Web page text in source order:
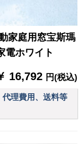
家庭用窓宝斯瑪
電ホワイト
16,792 円(税込)
代理費用、送料等